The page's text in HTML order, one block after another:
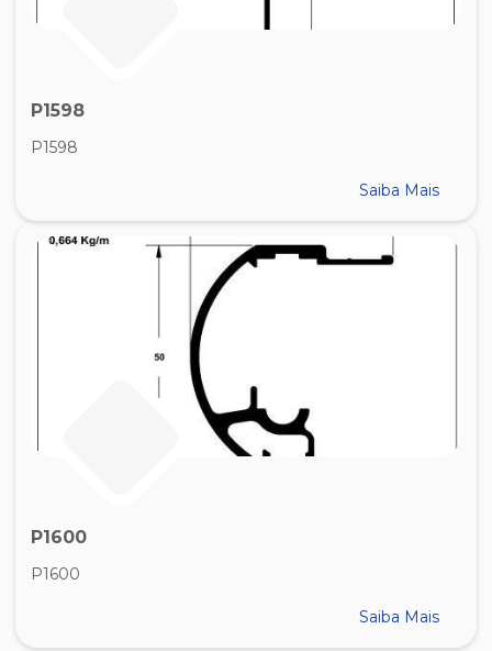
P1598
P1598
Saiba Mais
P1600
P1600
Saiba Mais